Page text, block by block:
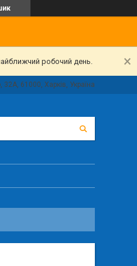
робочий день.
61000, Харків, Україна